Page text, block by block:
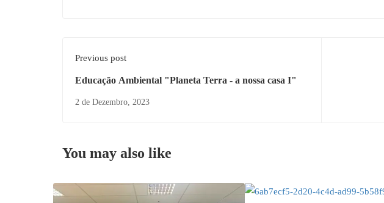
Previous post
Educação Ambiental "Planeta Terra - a nossa casa I"
2 de Dezembro, 2023
You may also like